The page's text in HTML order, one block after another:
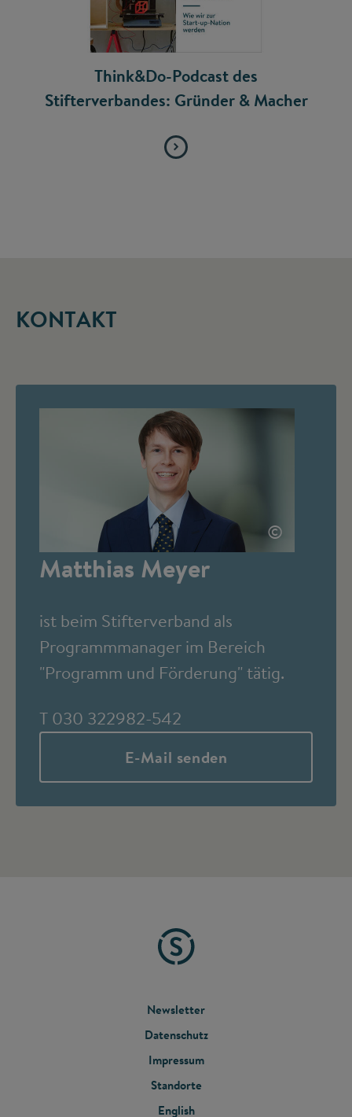
Think&Do-Podcast des
Stifterverbandes: Gründer & Macher
KONTAKT
©
Matthias Meyer
ist beim Stifterverband als
Programmmanager im Bereich
"Programm und Förderung" tätig.
T 030 322982-542
E-Mail senden
FOOTER
MENU
Newsletter
Datenschutz
Impressum
Standorte
English